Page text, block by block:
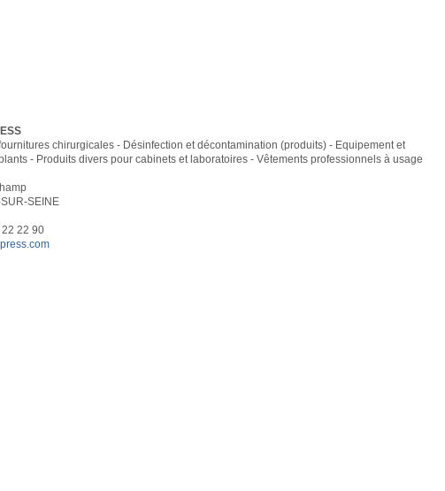
chirurgicales - Désinfection et décontamination (produits) - Equipement et
- Produits divers pour cabinets et laboratoires - Vêtements professionnels à usage
SEINE
22 90